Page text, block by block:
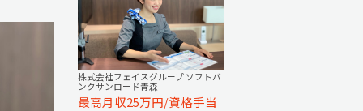
株式会社フェイスグループ ソフトバ
ンクサンロード青森
最高月収25万円/資格手当